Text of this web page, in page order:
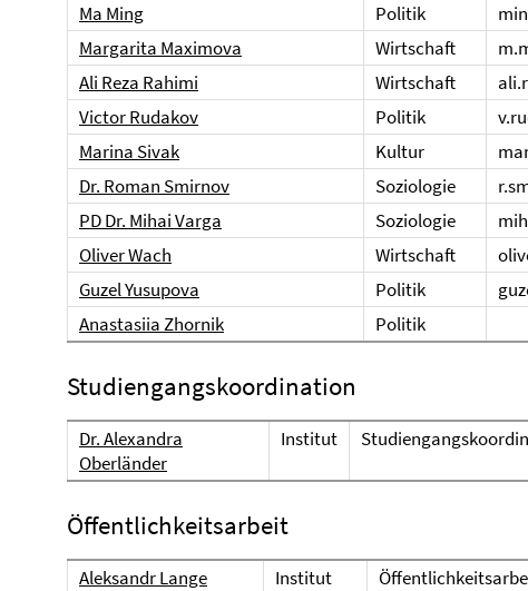
Ma Ming
Politik
Margarita Maximova
Wirtschaft
Ali Reza Rahimi
Wirtschaft
Victor Rudakov
Politik
Marina Sivak
Kultur
Dr. Roman Smirnov
Soziologie
PD Dr. Mihai Varga
Soziologie
Oliver Wach
Wirtschaft
Guzel Yusupova
Politik
Anastasiia Zhornik
Politik
Studiengangskoordination
Dr. Alexandra
Oberländer
Institut
Öffentlichkeitsarbeit
Aleksandr Lange Institut